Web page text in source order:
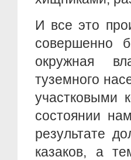
И все это
совершенно
окружная
туземного
участковыми
состоянии
результате
казаков, а